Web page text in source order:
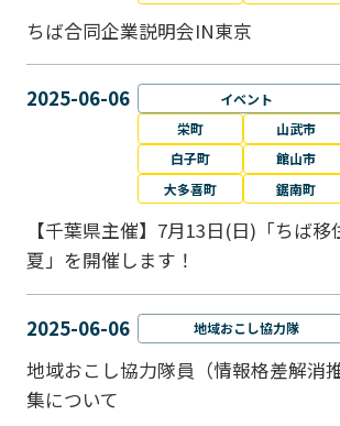
ちば合同企業説明会IN東京
2025-06-06 イベント
栄町
山武市
白子町
館山市
大多喜町
鋸南町
【千葉県主催】7月13日(日)「ちば
夏」を開催します！
2025-06-06 地域おこし協力隊
地域おこし協力隊員（情報格差解消
集について